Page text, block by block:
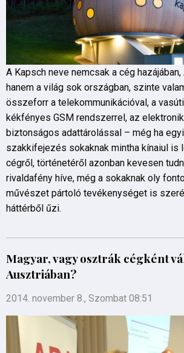
A Kapsch neve nemcsak a cég
hanem a világ sok országban, szinte
összeforr a telekommunikációval, a
kékfényes GSM rendszerrel, az
biztonságos adattárolással – még ha
szakkifejezés sokaknak mintha kínaiul is
cégről, történetéről azonban kevesen
rivaldafény híve, még a sokaknak oly
művészet pártoló tevékenységet is
háttérből űzi.
Magyar, vagy osztrák cégként
Ausztriában?
2014. november 8., Szombat 08:51